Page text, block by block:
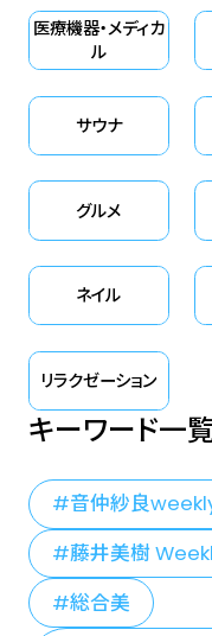
医療機器・メディカ
ル
サウナ
グルメ
ネイル
リラクゼーション
キーワード一
音仲紗良
藤井美樹
総合美